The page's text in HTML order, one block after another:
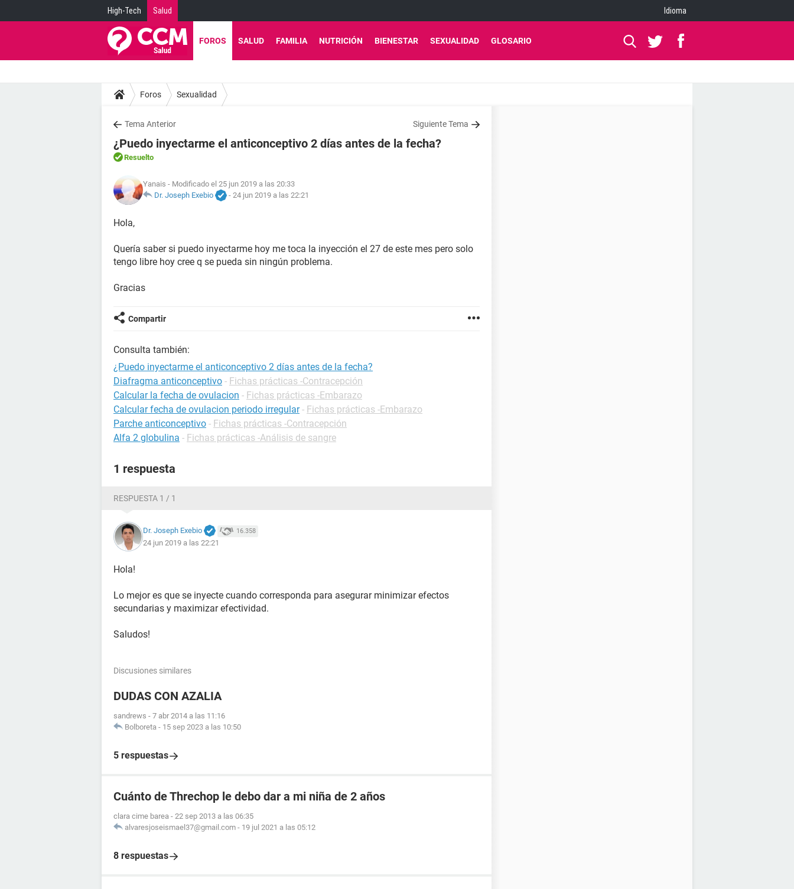
High-Tech Salud Idioma
FOROS SALUD FAMILIA NUTRICIÓN BIENESTAR SEXUALIDAD GLOSARIO
Foros Sexualidad
Tema Anterior Siguiente Tema
¿Puedo inyectarme el anticonceptivo 2 días antes de la fecha?
Resuelto
Yanais - Modificado el 25 jun 2019 a las 20:33
Dr. Joseph Exebio
- 24 jun 2019 a las 22:21
Hola,
Quería saber si puedo inyectarme hoy me toca la inyección el 27 de este mes pero solo
tengo libre hoy cree q se pueda sin ningún problema.
Gracias
Compartir
Consulta también:
¿Puedo inyectarme el anticonceptivo 2 días antes de la fecha?
Diafragma anticonceptivo - Fichas prácticas -Contracepción
Calcular la fecha de ovulacion - Fichas prácticas -Embarazo
Calcular fecha de ovulacion periodo irregular - Fichas prácticas -Embarazo
Parche anticonceptivo - Fichas prácticas -Contracepción
Alfa 2 globulina - Fichas prácticas -Análisis de sangre
1 respuesta
RESPUESTA 1 / 1
Dr. Joseph Exebio 16.358
24 jun 2019 a las 22:21
Hola!
Lo mejor es que se inyecte cuando corresponda para asegurar minimizar efectos
secundarias y maximizar efectividad.
Saludos!
Discusiones similares
DUDAS CON AZALIA
sandrews - 7 abr 2014 a las 11:16
Bolboreta - 15 sep 2023 a las 10:50
5 respuestas
Cuánto de Threchop le debo dar a mi niña de 2 años
clara cime barea - 22 sep 2013 a las 06:35
alvaresjoseismael37@gmail.com - 19 jul 2021 a las 05:12
8 respuestas